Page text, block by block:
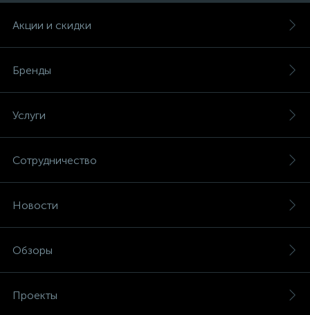
Акции и скидки
Бренды
Услуги
Сотрудничество
Новости
Обзоры
Проекты